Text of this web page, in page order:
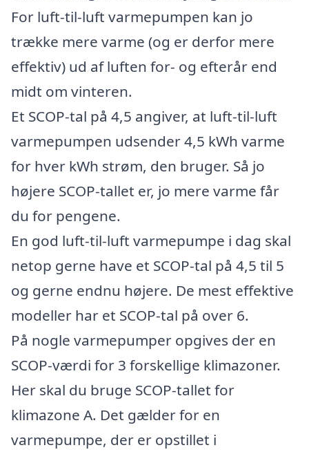
For luft-til-luft varmepumpen kan jo
trække mere varme (og er derfor mere
effektiv) ud af luften for- og efterår end
midt om vinteren.
Et SCOP-tal på 4,5 angiver, at luft-til-luft
varmepumpen udsender 4,5 kWh varme
for hver kWh strøm, den bruger. Så jo
højere SCOP-tallet er, jo mere varme får
du for pengene.
En god luft-til-luft varmepumpe i dag skal
netop gerne have et SCOP-tal på 4,5 til 5
og gerne endnu højere. De mest effektive
modeller har et SCOP-tal på over 6.
På nogle varmepumper opgives der en
SCOP-værdi for 3 forskellige klimazoner.
Her skal du bruge SCOP-tallet for
klimazone A. Det gælder for en
varmepumpe, der er opstillet i